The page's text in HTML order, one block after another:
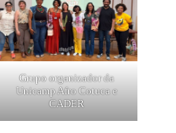
Grupo organizador da
Unicamp Afro Cotuca e
CADER